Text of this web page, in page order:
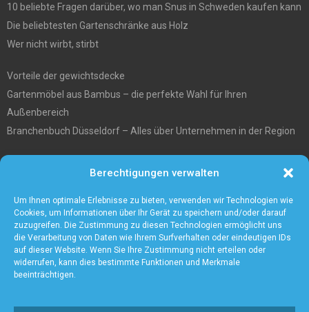
Berechtigungen verwalten
Um Ihnen optimale Erlebnisse zu bieten, verwenden wir Technologien wie
Cookies, um Informationen über Ihr Gerät zu speichern und/oder darauf
zuzugreifen. Die Zustimmung zu diesen Technologien ermöglicht uns
die Verarbeitung von Daten wie Ihrem Surfverhalten oder eindeutigen IDs
auf dieser Website. Wenn Sie Ihre Zustimmung nicht erteilen oder
widerrufen, kann dies bestimmte Funktionen und Merkmale
beeinträchtigen.
10 beliebte Fragen darüber, wo man Snus in Schweden kaufen kann
Die beliebtesten Gartenschränke aus Holz
Wer nicht wirbt, stirbt
Vorteile der gewichtsdecke
Gartenmöbel aus Bambus – die perfekte Wahl für Ihren
Außenbereich
Branchenbuch Düsseldorf – Alles über Unternehmen in der Region
Die beste Akku-Kettensäge im Test
5 Gründe warum Sie sich für eine Zaunanlage entscheiden sollten